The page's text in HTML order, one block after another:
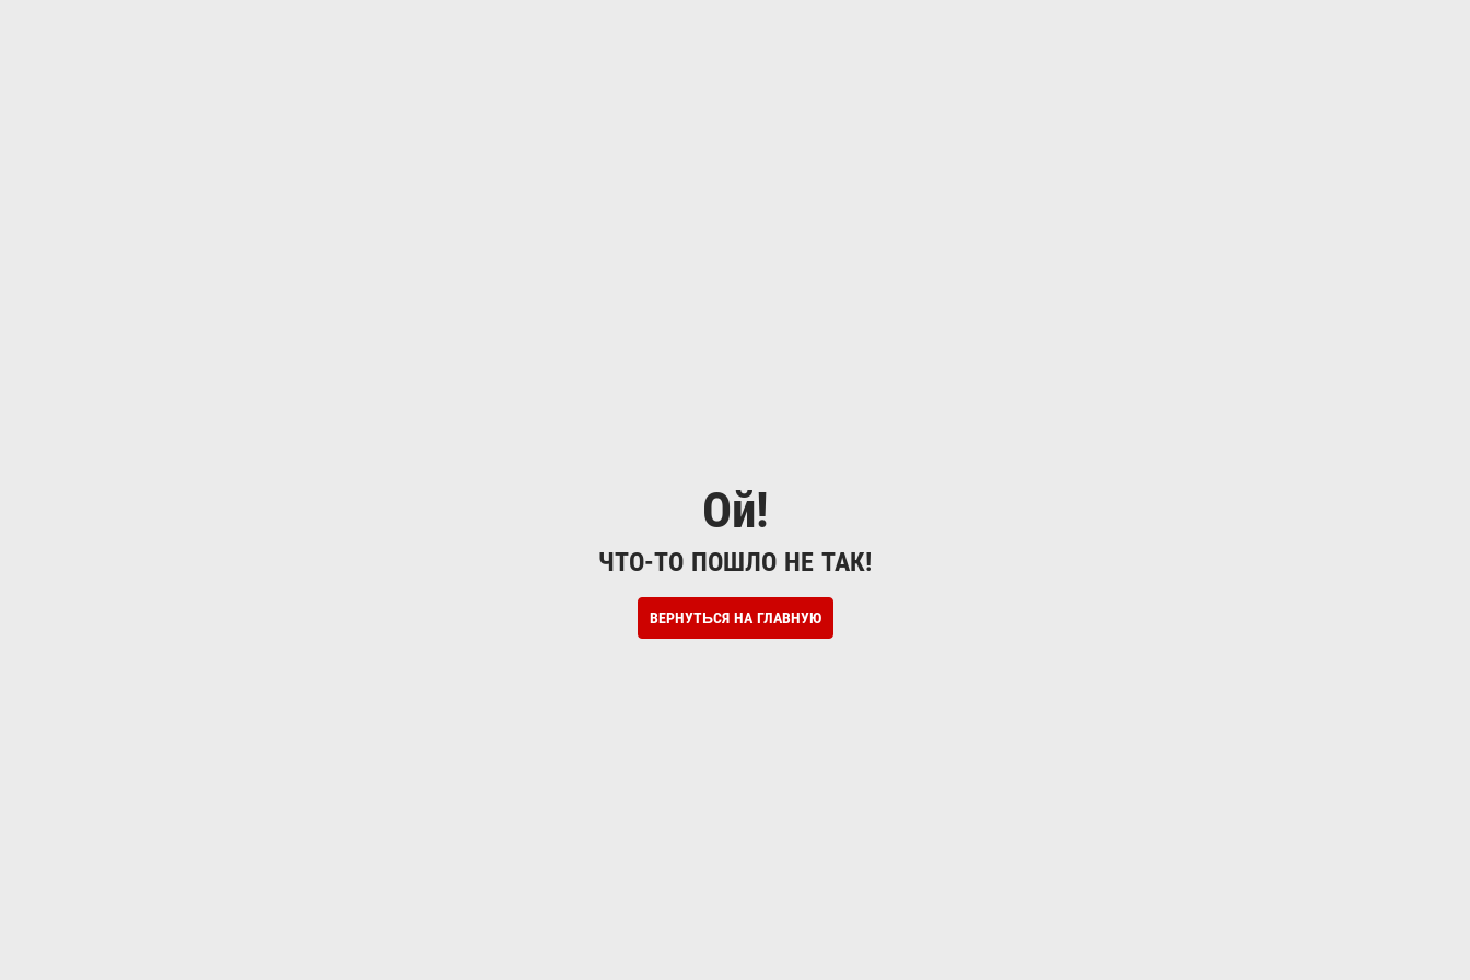
Ой!
ЧТО-ТО ПОШЛО НЕ ТАК!
ВЕРНУТЬСЯ НА ГЛАВНУЮ